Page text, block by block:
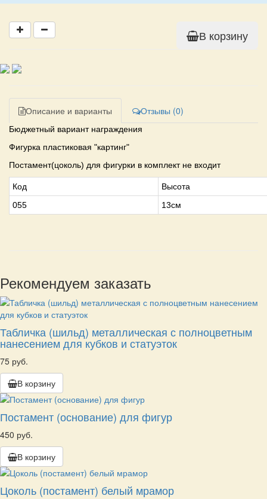
В корзину
Описание и варианты Отзывы (0)
Бюджетный вариант награждения
Фигурка пластиковая "картинг"
Постамент(цоколь) для фигурки в комплект не входит
Код
Высота
055
13см
Рекомендуем заказать
Табличка (шильд) металлическая с полноцветным
нанесением для кубков и статуэток
75 руб.
В корзину
Постамент (основание) для фигур
450 руб.
В корзину
Цоколь (постамент) белый мрамор